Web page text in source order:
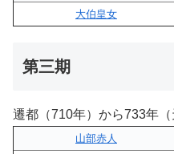
大伯皇女
第三期
遷都（710年）から733年（
山部赤人